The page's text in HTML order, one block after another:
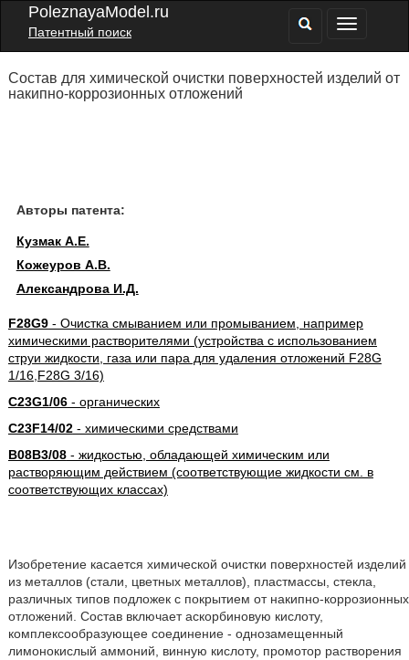
PoleznayaModel.ru
Патентный поиск
Состав для химической очистки поверхностей изделий от
накипно-коррозионных отложений
Авторы патента:
Кузмак А.Е.
Кожеуров А.В.
Александрова И.Д.
F28G9- Очистка смыванием или промыванием, например
химическими растворителями (устройства с использованием
струи жидкости, газа или пара для удаления отложений F28G
1/16,F28G 3/16)
C23G1/06- органических
C23F14/02- химическими средствами
B08B3/08- жидкостью, обладающей химическим или
растворяющим действием (соответствующие жидкости см. в
соответствующих классах)
Изобретение касается химической очистки поверхностей изделий
из металлов (стали, цветных металлов), пластмассы, стекла,
различных типов подложек с покрытием от накипно-коррозионных
отложений. Состав включает аскорбиновую кислоту,
комплексообразующее соединение - однозамещенный
лимонокислый аммоний, винную кислоту, промотор растворения